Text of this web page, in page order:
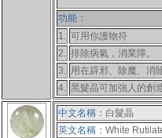
功能：
1. 可用你護物符
2. 排除病氣，消業障。
3. 用在辟邪、除魔、消
4. 黑髮晶可加強人的創
中文名稱： 白髮晶
英文名稱： White